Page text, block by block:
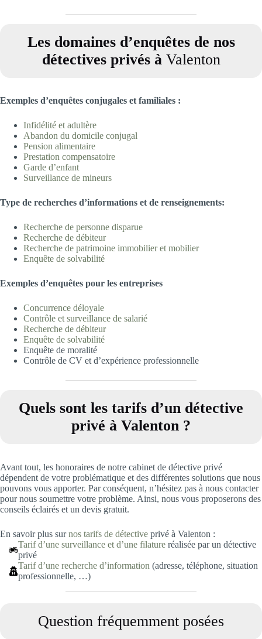
Les domaines d’enquêtes de nos
détectives privés à Valenton
Exemples d’enquêtes conjugales et familiales :
Infidélité et adultère
Abandon du domicile conjugal
Pension alimentaire
Prestation compensatoire
Garde d’enfant
Surveillance de mineurs
Type de recherches d’informations et de renseignements:
Recherche de personne disparue
Recherche de débiteur
Recherche de patrimoine immobilier et mobilier
Enquête de solvabilité
Exemples d’enquêtes pour les entreprises
Concurrence déloyale
Contrôle et surveillance de salarié
Recherche de débiteur
Enquête de solvabilité
Enquête de moralité
Contrôle de CV et d’expérience professionnelle
Quels sont les tarifs d’un détective
privé à Valenton ?
Avant tout, les honoraires de notre cabinet de détective privé
dépendent de votre problématique et des différentes solutions que nous
pouvons vous apporter. Par conséquent, n’hésitez pas à nous contacter
pour nous soumettre votre problème. Ainsi, nous vous proposerons des
conseils éclairés et un devis gratuit.
En savoir plus surnos tarifs de détective privé à Valenton :
Tarif d’une surveillance et d’une filature réalisée par un détective
privé
Tarif d’une recherche d’information (adresse, téléphone, situation
professionnelle, …)
Question fréquemment posées